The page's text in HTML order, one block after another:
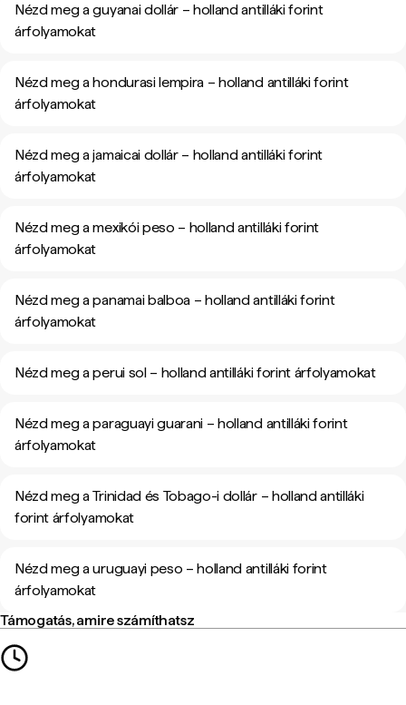
Nézd meg a guyanai dollár – holland antilláki forint
árfolyamokat
Nézd meg a hondurasi lempira – holland antilláki forint
árfolyamokat
Nézd meg a jamaicai dollár – holland antilláki forint
árfolyamokat
Nézd meg a mexikói peso – holland antilláki forint
árfolyamokat
Nézd meg a panamai balboa – holland antilláki forint
árfolyamokat
Nézd meg a perui sol – holland antilláki forint árfolyamokat
Nézd meg a paraguayi guarani – holland antilláki forint
árfolyamokat
Nézd meg a Trinidad és Tobago-i dollár – holland antilláki
forint árfolyamokat
Nézd meg a uruguayi peso – holland antilláki forint
árfolyamokat
Támogatás, amire számíthatsz